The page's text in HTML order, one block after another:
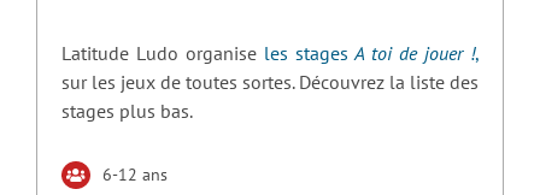
Latitude Ludo organise les stagesA toi de jouer !,
sur les jeux de toutes sortes. Découvrez la liste des
stages plus bas.
6-12 ans